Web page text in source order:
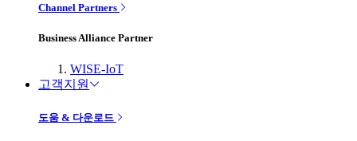
Channel Partners
Business Alliance Partner
WISE-IoT
고객지원
도움 & 다운로드